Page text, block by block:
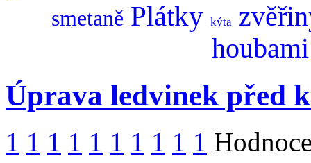
smetaně Plátky kýta
houbami
Úprava ledvinek před
1 1 1 1 1 1 1 1 1 1